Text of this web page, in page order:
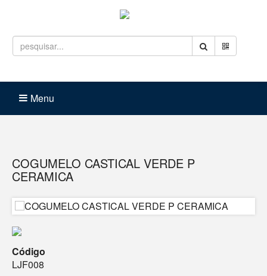
Menu
COGUMELO CASTICAL VERDE P
CERAMICA
Código
LJF008